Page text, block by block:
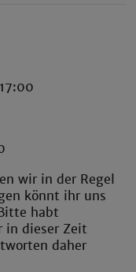
wir in der Regel
könnt ihr uns
habt
in dieser Zeit
daher